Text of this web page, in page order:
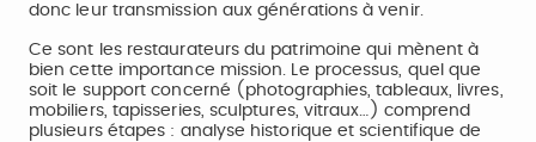
donc leur transmission aux générations à venir.
Ce sont les restaurateurs du patrimoine qui mènent à
bien cette importance mission. Le processus, quel que
soit le support concerné (photographies, tableaux, livres,
mobiliers, tapisseries, sculptures, vitraux…) comprend
plusieurs étapes : analyse historique et scientifique de